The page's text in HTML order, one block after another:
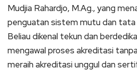
Mudjia Rahardjo, M.Ag., yang
penguatan sistem mutu dan tata
Beliau dikenal tekun dan
mengawal proses akreditasi
meraih akreditasi unggul dan